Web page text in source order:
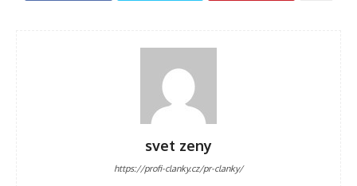
svet zeny
https://profi-clanky.cz/pr-clanky/